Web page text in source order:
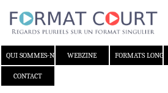
QUI SOMMES-NOUS ?WEBZINE FORMATS LONGS
CONTACT